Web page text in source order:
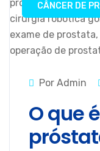
CÂNCER DE
Por Admin
O que